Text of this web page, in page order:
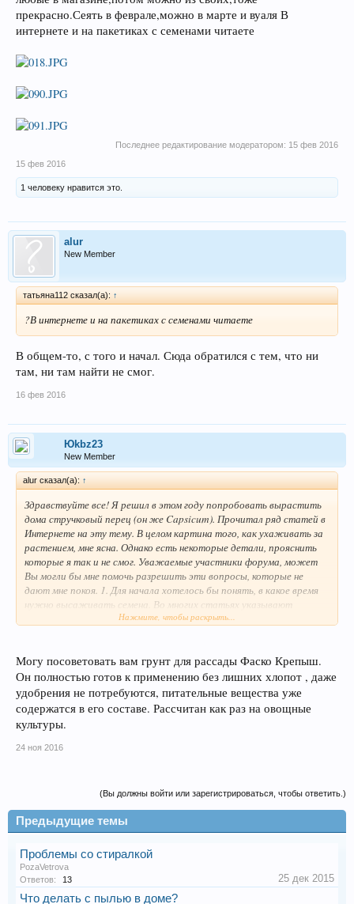
поможете разобраться с этими тонкостями!
прекрасно.Сеять в феврале,можно в марте и вуаля В
интернете и на пакетиках с семенами читаете
Последнее редактирование модератором: 15 фев 2016
15 фев 2016
1 человеку нравится это.
alur
New Member
татьяна112 сказал(а): ↑
?В интернете и на пакетиках с семенами читаете
В общем-то, с того и начал. Сюда обратился с тем, что ни
там, ни там найти не смог.
16 фев 2016
Юkbz23
New Member
alur сказал(а): ↑
Здравствуйте все! Я решил в этом году попробовать вырастить
дома стручковый перец (он же Capsicum). Прочитал ряд статей в
Интернете на эту тему. В целом картина того, как ухаживать за
растением, мне ясна. Однако есть некоторые детали, прояснить
которые я так и не смог. Уважаемые участники форума, может
Вы могли бы мне помочь разрешить эти вопросы, которые не
дают мне покоя. 1. Для начала хотелось бы понять, в какое время
нужно высаживать семена. Во многих статьях указывают
февраль. Я вот только опасаюсь - а не рановато ли это для нашего
никак не могу найти ответ, какой грунт нужно использовать для
проращивания семян?Буду крайне Вам признателен, если Вы
поможете разобраться с этими тонкостями!
Нажмите, чтобы раскрыть...
Могу посоветовать вам грунт для рассады Фаско Крепыш.
Он полностью готов к применению без лишних хлопот , даже
удобрения не потребуются, питательные вещества уже
содержатся в его составе. Рассчитан как раз на овощные
культуры.
24 ноя 2016
(Вы должны войти или зарегистрироваться, чтобы ответить.)
Предыдущие темы
Проблемы со стиралкой
PozaVetrova
Ответов:
13 25 дек 2015
Что делать с пылью в доме?